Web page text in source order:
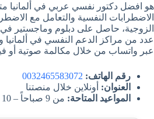
هو افضل دكتور نفسي عربي في
الاضطرابات النفسية والتعامل مع
الزوجية، حاصل على دبلوم وماجستير
عدد من مراكز الدعم النفسي في ألمانيا
عبر واتساب من خلال مكالمة صوتية أو
رقم الهاتف: 0032465583072
العنوان: أونلاين خلال منصتنا
المواعيد المتاحة: من 9 صباحاً – 10 مساءً